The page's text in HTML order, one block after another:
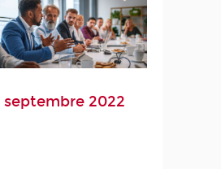
septembre 2022